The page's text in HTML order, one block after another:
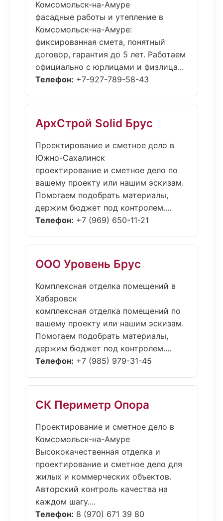
Комсомольск-на-Амуре
фасадные работы и утепление в
Комсомольск-на-Амуре:
фиксированная смета, понятный
договор, гарантия до 5 лет. Работаем
официально с юрлицами и физлица...
Телефон: +7-927-789-58-43
АрхСтрой Solid Брус
Проектирование и сметное дело в
Южно-Сахалинск
проектирование и сметное дело по
вашему проекту или нашим эскизам.
Помогаем подобрать материалы,
держим бюджет под контролем....
Телефон: +7 (969) 650-11-21
ООО Уровень Брус
Комплексная отделка помещений в
Хабаровск
комплексная отделка помещений по
вашему проекту или нашим эскизам.
Помогаем подобрать материалы,
держим бюджет под контролем....
Телефон: +7 (985) 979-31-45
СК Периметр Опора
Проектирование и сметное дело в
Комсомольск-на-Амуре
Высококачественная отделка и
проектирование и сметное дело для
жилых и коммерческих объектов.
Авторский контроль качества на
каждом шагу....
Телефон: 8 (970) 671 39 80